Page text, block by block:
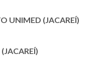
UNIMED (JACAREÍ)